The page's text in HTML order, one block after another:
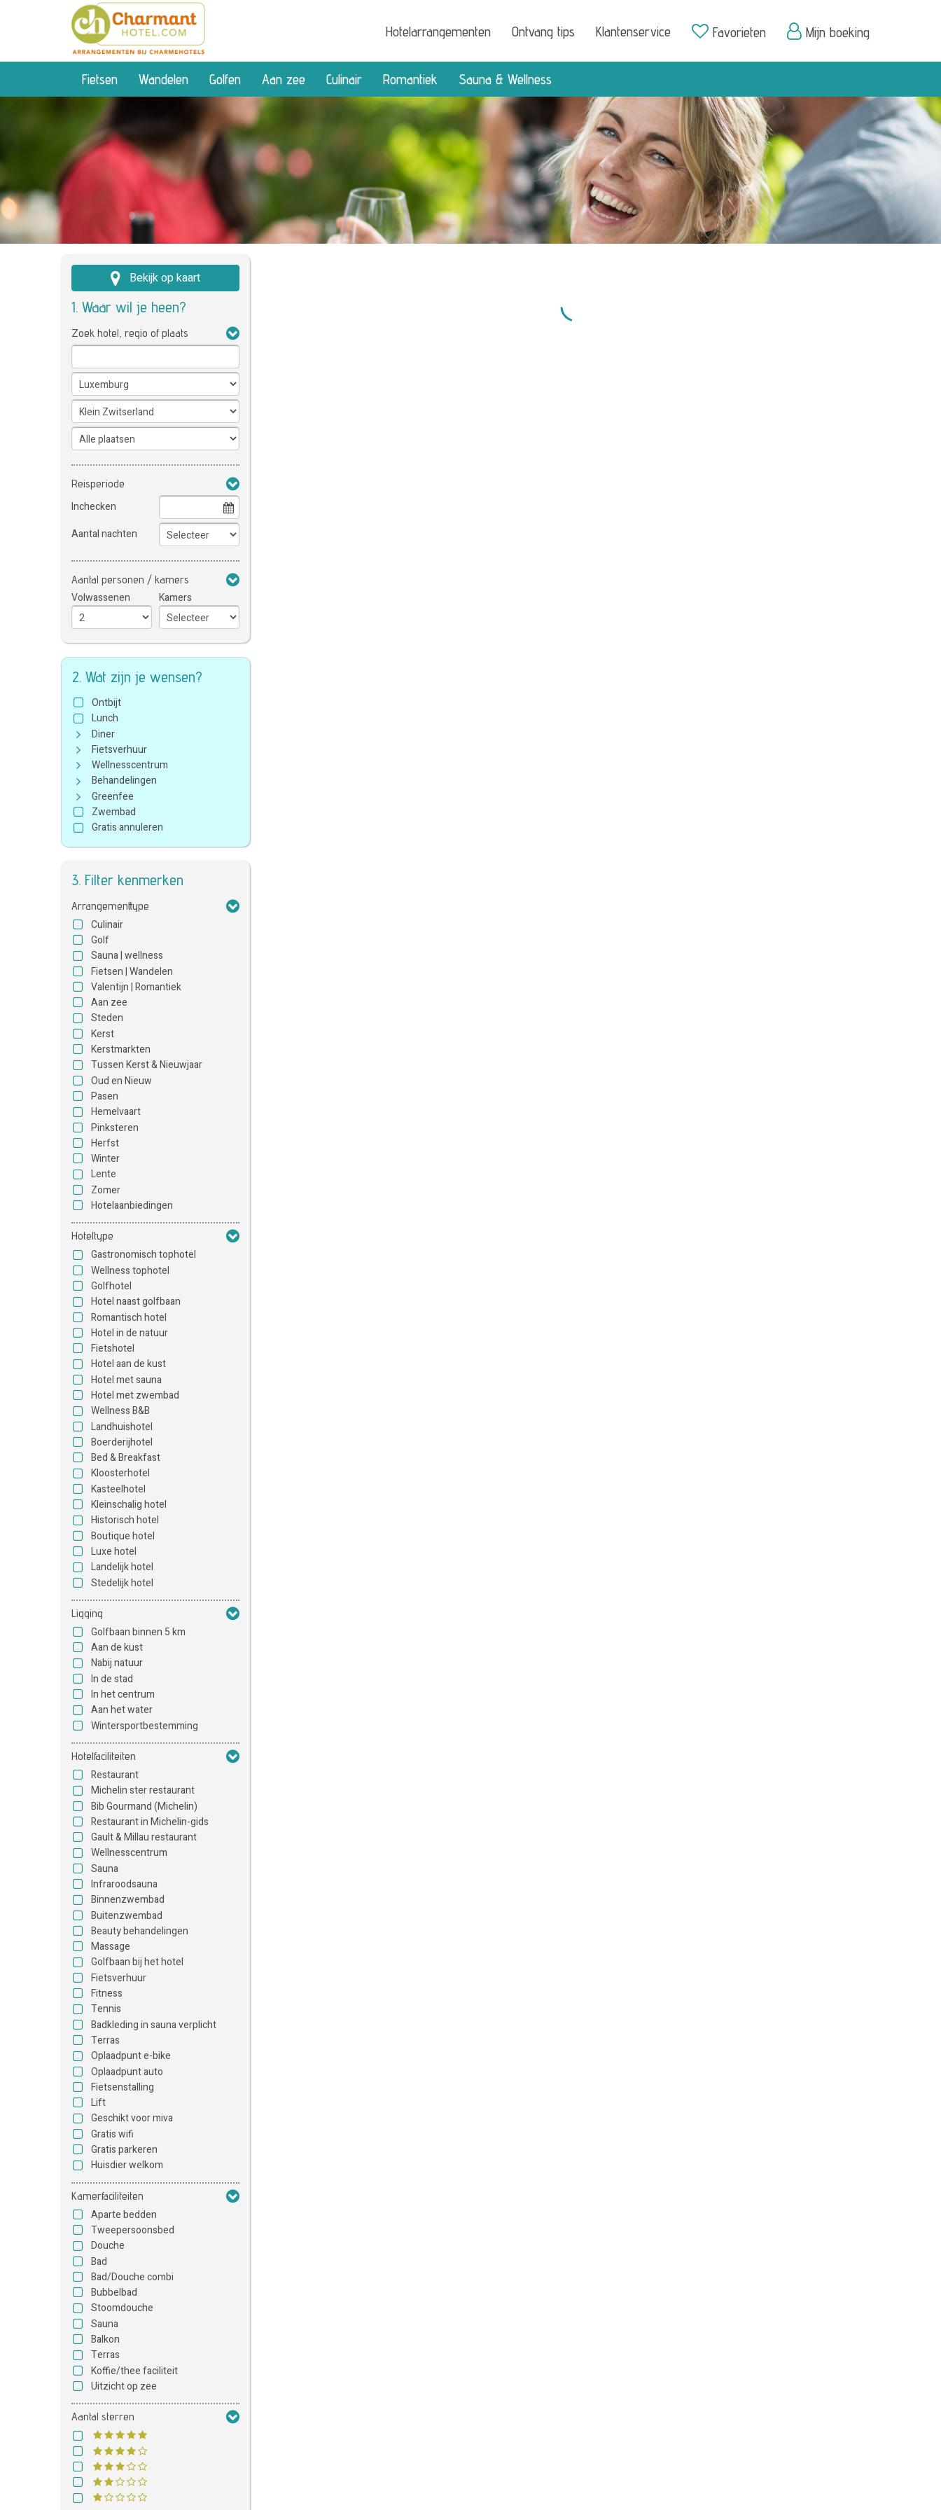
Hotelarrangementen Ontvang tips Klantenservice Favorieten Mijn boeking
Fietsen Wandelen Golfen Aan zee Culinair Romantiek Sauna & Wellness
Bekijk op kaart
1. Waar wil je heen?
Zoek hotel, regio of plaats
Reisperiode
Inchecken
Aantal nachten
Aantal personen / kamers
Volwassenen Kamers
2. Wat zijn je wensen?
Ontbijt
Lunch
Diner
Fietsverhuur
Wellnesscentrum
Behandelingen
Greenfee
Zwembad
Gratis annuleren
3. Filter kenmerken
Arrangementtype
Culinair
Golf
Sauna | wellness
Fietsen | Wandelen
Valentijn | Romantiek
Aan zee
Steden
Kerst
Kerstmarkten
Tussen Kerst & Nieuwjaar
Oud en Nieuw
Pasen
Hemelvaart
Pinksteren
Herfst
Winter
Lente
Zomer
Hotelaanbiedingen
Hoteltype
Gastronomisch tophotel
Wellness tophotel
Golfhotel
Hotel naast golfbaan
Romantisch hotel
Hotel in de natuur
Fietshotel
Hotel aan de kust
Hotel met sauna
Hotel met zwembad
Wellness B&B
Landhuishotel
Boerderijhotel
Bed & Breakfast
Kloosterhotel
Kasteelhotel
Kleinschalig hotel
Historisch hotel
Boutique hotel
Luxe hotel
Landelijk hotel
Stedelijk hotel
Ligging
Golfbaan binnen 5 km
Aan de kust
Nabij natuur
In de stad
In het centrum
Aan het water
Wintersportbestemming
Hotelfaciliteiten
Restaurant
Michelin ster restaurant
Bib Gourmand (Michelin)
Restaurant in Michelin-gids
Gault & Millau restaurant
Wellnesscentrum
Sauna
Infraroodsauna
Binnenzwembad
Buitenzwembad
Beauty behandelingen
Massage
Golfbaan bij het hotel
Fietsverhuur
Fitness
Tennis
Badkleding in sauna verplicht
Terras
Oplaadpunt e-bike
Oplaadpunt auto
Fietsenstalling
Lift
Geschikt voor miva
Gratis wifi
Gratis parkeren
Huisdier welkom
Kamerfaciliteiten
Aparte bedden
Tweepersoonsbed
Douche
Bad
Bad/Douche combi
Bubbelbad
Stoomdouche
Sauna
Balkon
Terras
Koffie/thee faciliteit
Uitzicht op zee
Aantal sterren